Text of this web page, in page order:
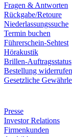
Fragen & Antworten
Rückgabe/Retoure
Niederlassungssuche
Termin buchen
Führerschein-Sehtest
Hörakustik
Brillen-Auftragsstatus
Bestellung widerrufen
Gesetzliche
Presse
Investor Relations
Firmenkunden